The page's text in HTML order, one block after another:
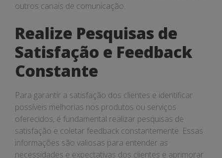
outros canais de comunicação.
Realize Pesquisas de
Satisfação e Feedback
Constante
Para garantir a satisfação dos clientes e identificar
possíveis melhorias nos produtos ou serviços
oferecidos, é fundamental realizar pesquisas de
satisfação e coletar feedback constantemente. Essas
informações são valiosas para entender as
necessidades e expectativas dos clientes e aprimorar